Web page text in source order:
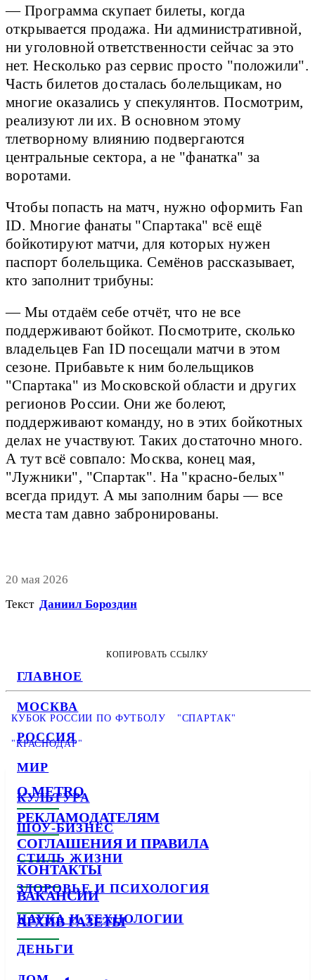
ГЛАВНОЕ
МОСКВА
РОССИЯ
МИР
КУЛЬТУРА
ШОУ-БИЗНЕС
СТИЛЬ ЖИЗНИ
ЗДОРОВЬЕ И ПСИХОЛОГИЯ
НАУКА И ТЕХНОЛОГИИ
ДЕНЬГИ
— Программа скупает билеты, когда
открывается продажа. Ни административной,
ни уголовной ответственности сейчас за это
нет. Несколько раз сервис просто "положили".
Часть билетов досталась болельщикам, но
многие оказались у спекулянтов. Посмотрим,
реализуют ли их. В основном этому
тлетворному влиянию подвергаются
центральные сектора, а не "фанатка" за
воротами.
Чтобы попасть на матч, нужно оформить Fan
ID. Многие фанаты "Спартака" всё ещё
бойкотируют матчи, для которых нужен
паспорт болельщика. Семёнов рассказывает,
кто заполнит трибуны:
— Мы отдаём себе отчёт, что не все
поддерживают бойкот. Посмотрите, сколько
владельцев Fan ID посещали матчи в этом
сезоне. Прибавьте к ним болельщиков
"Спартака" из Московской области и других
регионов России. Они же болеют,
поддерживают команду, но в этих бойкотных
делах не участвуют. Таких достаточно много.
А тут всё совпало: Москва, конец мая,
"Лужники", "Спартак". На "красно-белых"
всегда придут. А мы заполним бары — все
места там давно забронированы.
20 мая 2026
Текст Даниил Бороздин
КОПИРОВАТЬ ССЫЛКУ
КУБОК РОССИИ ПО ФУТБОЛУ "СПАРТАК"
"КРАСНОДАР"
О METRO
РЕКЛАМОДАТЕЛЯМ
СОГЛАШЕНИЯ И ПРАВИЛА
КОНТАКТЫ
ВАКАНСИИ
АРХИВ ГАЗЕТЫ